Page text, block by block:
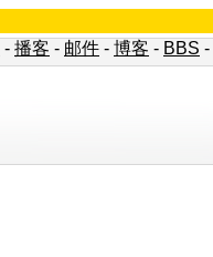
- 播客 - 邮件 - 博客 - BBS -